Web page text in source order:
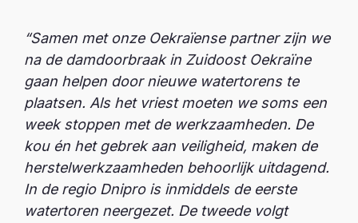
“Samen met onze Oekraïense partner zijn we
na de damdoorbraak in Zuidoost Oekraïne
gaan helpen door nieuwe watertorens te
plaatsen. Als het vriest moeten we soms een
week stoppen met de werkzaamheden. De
kou én het gebrek aan veiligheid, maken de
herstelwerkzaamheden behoorlijk uitdagend.
In de regio Dnipro is inmiddels de eerste
watertoren neergezet. De tweede volgt